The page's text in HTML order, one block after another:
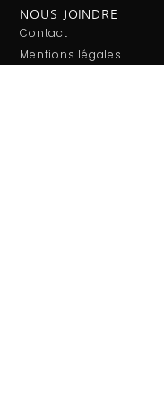
NOUS JOINDRE
Contact
Mentions légales